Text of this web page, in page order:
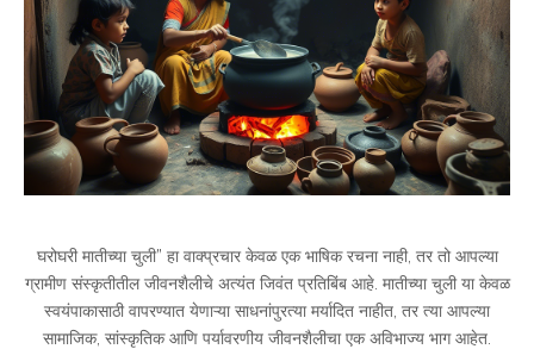
घरोघरी मातीच्या चुली” हा वाक्प्रचार केवळ एक भाषिक रचना नाही, तर तो आपल्या
ग्रामीण संस्कृतीतील जीवनशैलीचे अत्यंत जिवंत प्रतिबिंब आहे. मातीच्या चुली या केवळ
स्वयंपाकासाठी वापरण्यात येणाऱ्या साधनांपुरत्या मर्यादित नाहीत, तर त्या आपल्या
सामाजिक, सांस्कृतिक आणि पर्यावरणीय जीवनशैलीचा एक अविभाज्य भाग आहेत.